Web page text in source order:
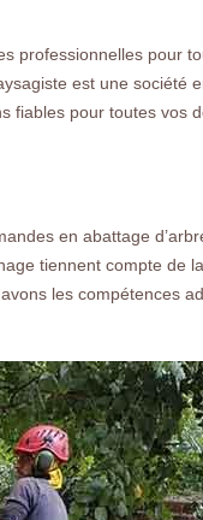
professionnelles pour
est une société
fiables pour toutes vos
en abattage
tiennent compte de
les compétences